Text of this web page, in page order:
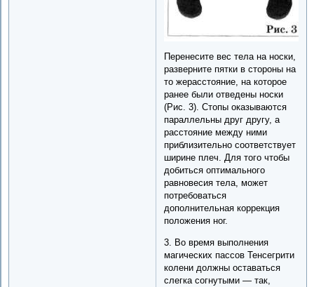
Перенесите вес тела на носки,
разверните пятки в стороны на
то жерасстояние, на которое
ранее были отведены носки
(Рис. 3). Стопы оказываются
параллельны друг другу, а
расстояние между ними
приблизительно соответствует
ширине плеч. Для того чтобы
добиться оптимального
равновесия тела, может
потребоваться
дополнительная коррекция
положения ног.
3. Во время выполнения
магических пассов Тенсегрити
колени должны оставаться
слегка согнутыми — так,